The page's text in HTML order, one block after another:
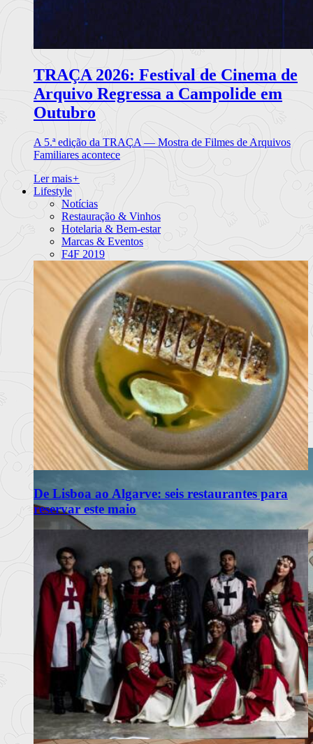
TRAÇA 2026: Festival de Cinema de
Arquivo Regressa a Campolide em
Outubro
A 5.ª edição da TRAÇA — Mostra de Filmes de Arquivos
Familiares acontece
Ler mais+
Lifestyle
Notícias
Restauração & Vinhos
Hotelaria & Bem-estar
Marcas & Eventos
F4F 2019
De Lisboa ao Algarve: seis restaurantes para
reservar este maio